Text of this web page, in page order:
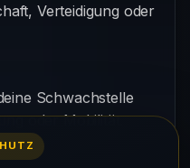
Verteidigung oder
Schwachstelle
oder Mobilität.